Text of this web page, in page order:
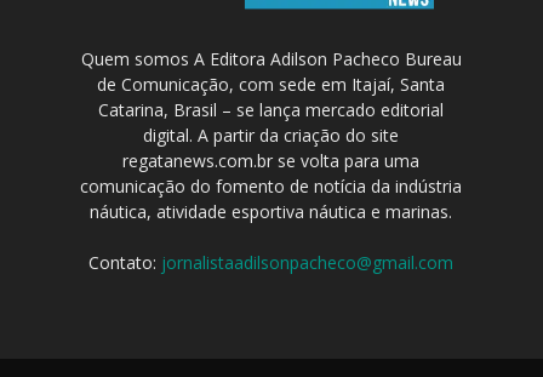
Quem somos A Editora Adilson Pacheco Bureau
de Comunicação, com sede em Itajaí, Santa
Catarina, Brasil – se lança mercado editorial
digital. A partir da criação do site
regatanews.com.br se volta para uma
comunicação do fomento de notícia da indústria
náutica, atividade esportiva náutica e marinas.
Contato: jornalistaadilsonpacheco@gmail.com